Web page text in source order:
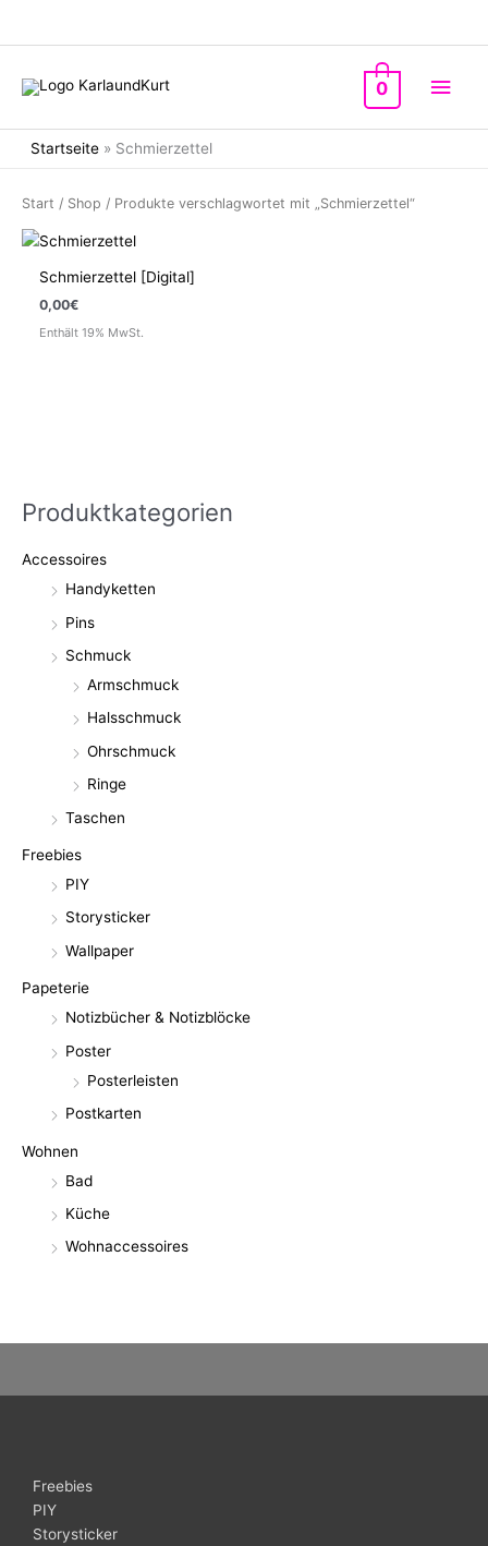
0
Startseite » Schmierzettel
Produktkategorien
Accessoires
Handyketten
Pins
Schmuck
Armschmuck
Halsschmuck
Ohrschmuck
Ringe
Taschen
Freebies
PIY
Storysticker
Wallpaper
Papeterie
Notizbücher & Notizblöcke
Poster
Posterleisten
Postkarten
Wohnen
Bad
Küche
Wohnaccessoires
Start / Shop / Produkte verschlagwortet mit „Schmierzettel“
Schmierzettel [Digital]
0,00€
Enthält 19% MwSt.
Freebies
PIY
Storysticker